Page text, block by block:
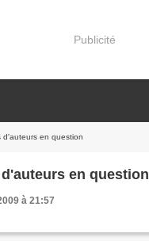
Publicité
d'auteurs en question
en question
à 21:57